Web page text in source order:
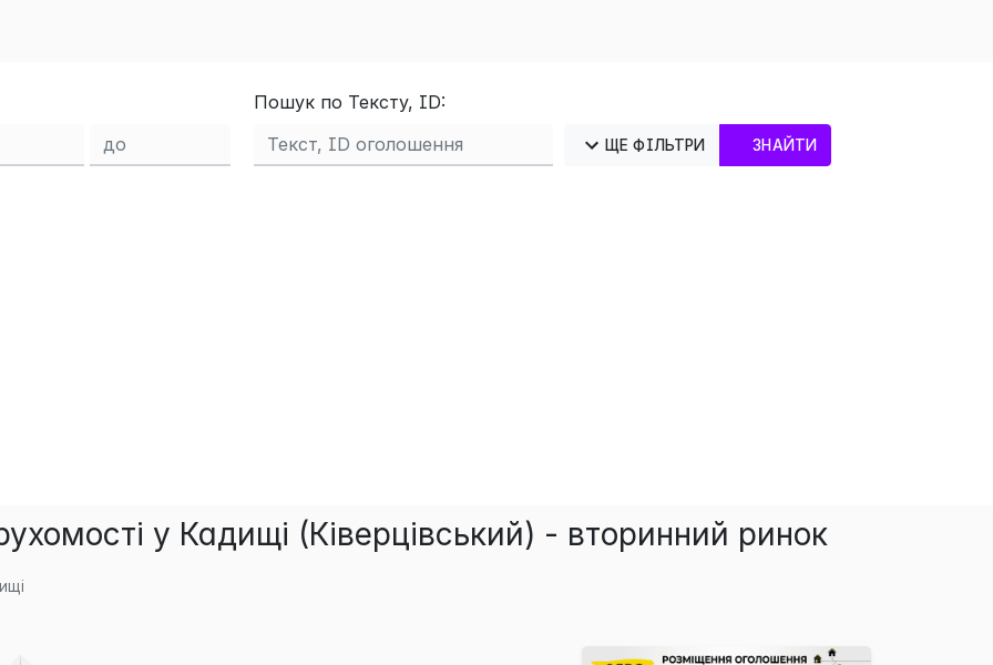
Пошук по Тексту, ID:
ЩЕ ФІЛЬТРИ ЗНАЙТИ
у Кадищі (Ківерцівський) - вторинний ринок